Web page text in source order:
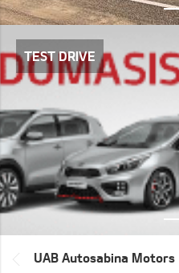
TEST DRIVE
UAB Autosabina Motors